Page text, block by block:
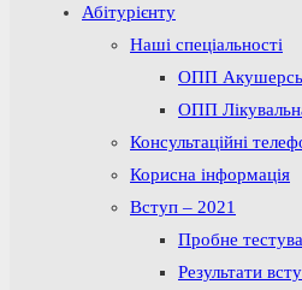
Абітурієнту
Наші спеціальності
ОПП
ОПП
Консультаційні
Корисна інформація
Вступ – 2021
Пробне
Результати